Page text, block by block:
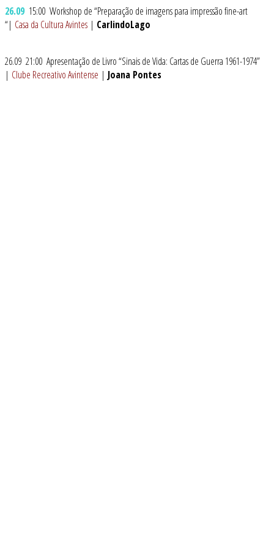
26.09 15:00 Workshop de “Preparação de imagens para impressão fine-art
“| Casa da Cultura Avintes | CarlindoLago
26.09 21:00 Apresentação de Livro “Sinais de Vida: Cartas de Guerra 1961-1974”
| Clube Recreativo Avintense | Joana Pontes